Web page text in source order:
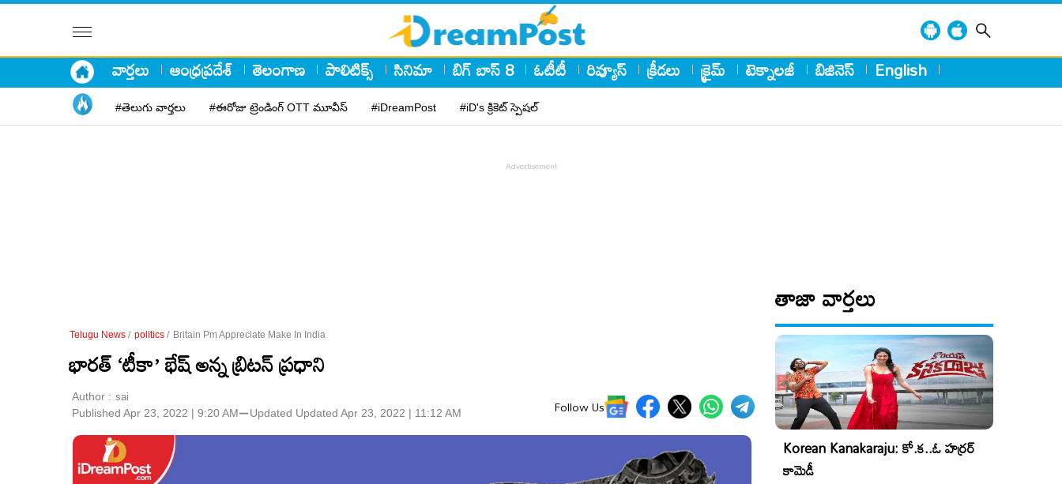
వార్తలు ఆంధ్రప్రదేశ్ తెలంగాణ పాలిటిక్స్ సినిమా బిగ్ బాస్ 8 ఓటీటీ రివ్యూస్ క్రీడలు క్రైమ్ టెక్నాలజీ బిజినెస్ English
#తెలుగు వార్తలు #ఈరోజు ట్రెండింగ్ OTT మూవీస్ #iDreamPost #iD's క్రికెట్ స్పెషల్
Telugu News / politics / Britain Pm Appreciate Make In India
భారత్‌ ‘టీకా’ భేష్ అన్న బ్రిటన్‌ ప్రధాని
Author : sai
Published Apr 23, 2022 | 9:20 AM⚊Updated Updated Apr 23, 2022 | 11:12 AM Follow Us
తాజా వార్తలు
Korean Kanakaraju: కో.క..ఓ హర్రర్
కామెడీ